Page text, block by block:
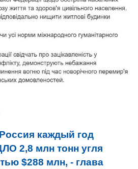
Россия каждый год
2,8 млн тонн угля
$288 млн, - глава